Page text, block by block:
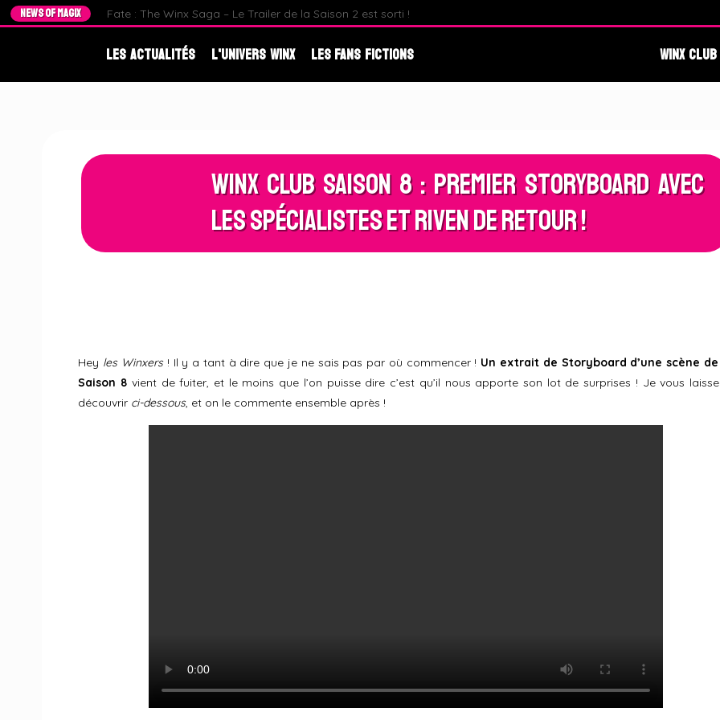
NEWS OF MAGIX Fate : The Winx Saga – Le Trailer de la Saison 2 est sorti !
Les Actualités L'Univers Winx Les Fans Fictions Winx Club
Winx Club Saison 8 : Premier Storyboard avec
les Spécialistes et Riven de retour !
Hey les Winxers! Il y a tant à dire que je ne sais pas par où commencer ! Un extrait de Storyboard d’une scène
Saison 8 vient de fuiter, et le moins que l’on puisse dire c’est qu’il nous apporte son lot de surprises ! Je vous
découvrir ci-dessous, et on le commente ensemble après !